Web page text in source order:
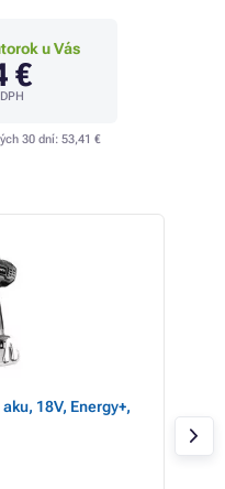
u Vás
€
30 dní: 53,41 €
18V, Energy+,